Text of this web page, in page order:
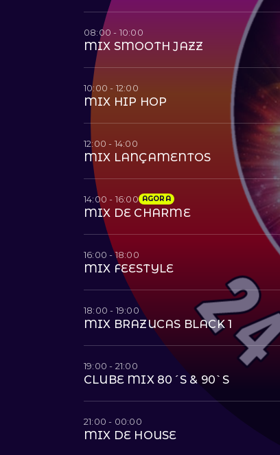
08:00 - 10:00
MIX SMOOTH JAZZ
10:00 - 12:00
MIX HIP HOP
12:00 - 14:00
MIX LANÇAMENTOS
14:00 - 16:00 AGORA
MIX DE CHARME
16:00 - 18:00
MIX FEESTYLE
18:00 - 19:00
MIX BRAZUCAS BLACK 1
19:00 - 21:00
CLUBE MIX 80´S & 90`S
21:00 - 00:00
MIX DE HOUSE